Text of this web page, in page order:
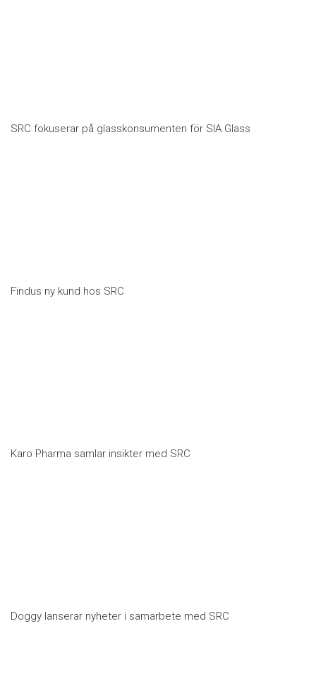
SRC fokuserar på glasskonsumenten för SIA Glass
Findus ny kund hos SRC
Karo Pharma samlar insikter med SRC
Doggy lanserar nyheter i samarbete med SRC